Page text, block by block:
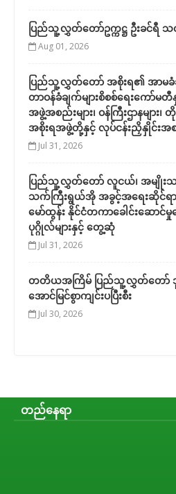
ပြည်သူ့လွှတ်တော်ဥက္ကဋ္ဌ ဦးခင်ရီ
Aug 01, 2026
ပြည်သူ့လွှတ်တော် အစိုးရ၏ အာမခံချ
တာဝန်ခံချက်များစိစစ်ရေးကော်
အဖွဲ့အစည်းများ၊ ဝန်ကြီးဌာနများ
အစိုးရအဖွဲ့တို့နှင့် လုပ်ငန်းညှိနှိုင်းအစ
Jul 31, 2026
ပြည်သူ့လွှတ်တော် လူငယ်၊ အမျိုး
သက်ကြီးရွယ်အို အခွင့်အရေးဆိုင်ရာ က
မော်ထွန်း နိုင်ငံတကာခေါင်းဆောင်
ပုဂ္ဂိုလ်များနှင့် တွေ့ဆုံ
Jul 31, 2026
တတိယအကြိမ် ပြည်သူ့လွှတ်တော်
အောင်မြင်စွာကျင်းပပြီးစီး
Jul 30, 2026
တည်နေရာ